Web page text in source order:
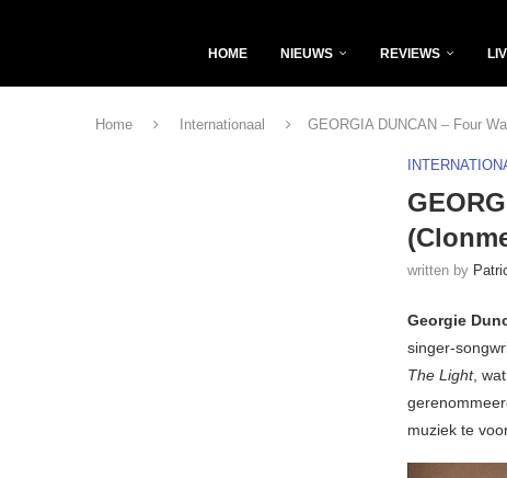
HOME NIEUWS REVIEWS
Home Internationaal GEORGIA DUNCAN – Four
written by
Georgie
singer-
The Light,
muziek te